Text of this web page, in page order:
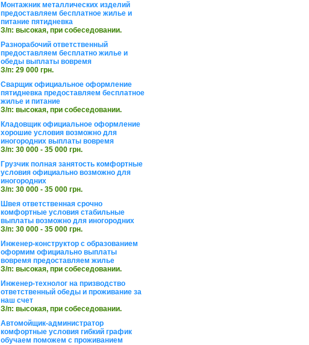
Монтажник металлических изделий
предоставляем бесплатное жилье и
питание пятидневка
З/п: высокая, при собеседовании.
Разнорабочий ответственный
предоставляем бесплатно жилье и
обеды выплаты вовремя
З/п: 29 000 грн.
Сварщик официальное оформление
пятидневка предоставляем бесплатное
жилье и питание
З/п: высокая, при собеседовании.
Кладовщик официальное оформление
хорошие условия возможно для
иногородних выплаты вовремя
З/п: 30 000 - 35 000 грн.
Грузчик полная занятость комфортные
условия официально возможно для
иногородних
З/п: 30 000 - 35 000 грн.
Швея ответственная срочно
комфортные условия стабильные
выплаты возможно для иногородних
З/п: 30 000 - 35 000 грн.
Инженер-конструктор с образованием
оформим официально выплаты
вовремя предоставляем жилье
З/п: высокая, при собеседовании.
Инженер-технолог на призводство
ответственный обеды и проживание за
наш счет
З/п: высокая, при собеседовании.
Автомойщик-администратор
комфортные условия гибкий график
обучаем поможем с проживанием